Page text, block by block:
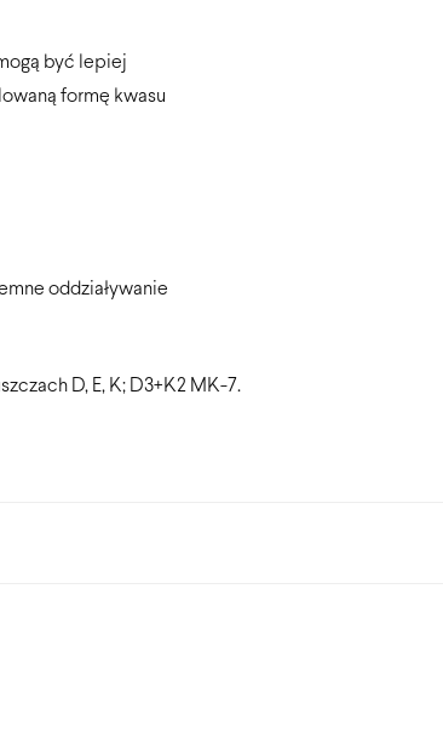
być lepiej
formę kwasu
oddziaływanie
D, E, K; D3+K2 MK-7.